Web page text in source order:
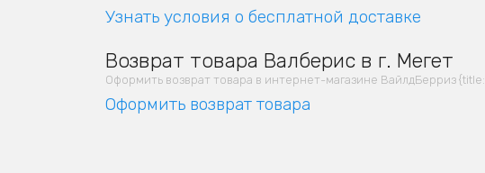
Узнать условия о бесплатной доставке
Возврат товара Валберис в г. Мегет
Оформить возврат товара в интернет-магазине ВайлдБерриз {title:
Оформить возврат товара